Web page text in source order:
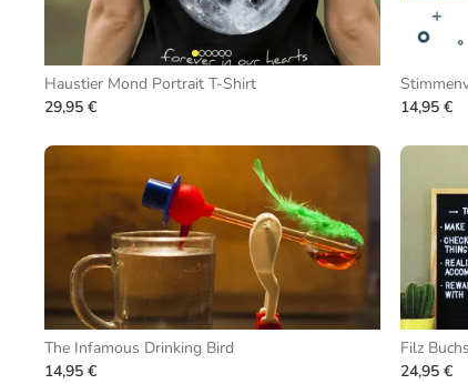
Haustier Mond Portrait T-Shirt
29,95 €
14,95 €
The Infamous Drinking Bird
14,95 €
Filz
24,95 €